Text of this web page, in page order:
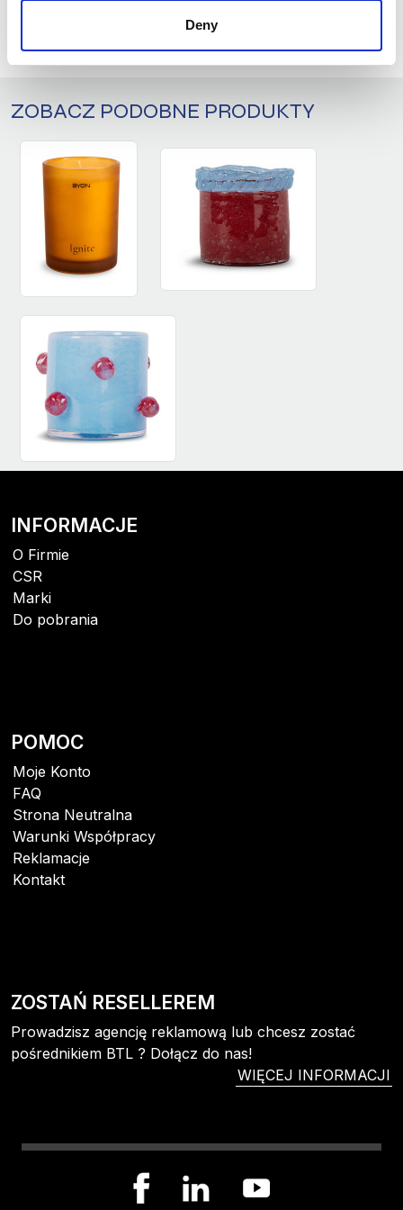
Deny
ZALOGUJ SIĘ
ZOBACZ PODOBNE PRODUKTY
INFORMACJE
O Firmie
CSR
Marki
Do pobrania
POMOC
Moje Konto
FAQ
Strona Neutralna
Warunki Współpracy
Reklamacje
Kontakt
ZOSTAŃ RESELLEREM
Prowadzisz agencję reklamową lub chcesz zostać
pośrednikiem BTL ? Dołącz do nas!
WIĘCEJ INFORMACJI